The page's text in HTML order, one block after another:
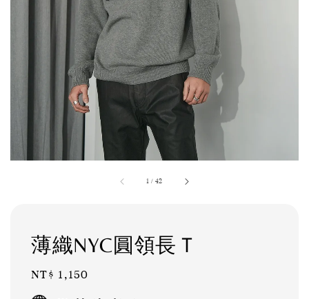
1 / 42
薄織NYC圓領長Ｔ
Regular
price
NT$ 1,150